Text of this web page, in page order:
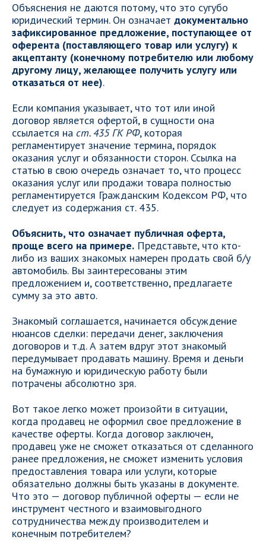
Объяснения не даются потому, что это сугубо
юридический термин. Он означает документально
зафиксированное предложение, поступающее от
оферента (поставляющего товар или услугу) к
акцептанту (конечному потребителю или любому
другому лицу, желающее получить услугу или
отказаться от нее).
Если компания указывает, что тот или иной
договор является офертой, в сущности она
ссылается на ст. 435 ГК РФ, которая
регламентирует значение термина, порядок
оказания услуг и обязанности сторон. Ссылка на
статью в свою очередь означает то, что процесс
оказания услуг или продажи товара полностью
регламентируется Гражданским Кодексом РФ, что
следует из содержания ст. 435.
Объяснить, что означает публичная оферта,
проще всего на примере. Представьте, что кто-
либо из ваших знакомых намерен продать свой б/у
автомобиль. Вы заинтересованы этим
предложением и, соответственно, предлагаете
сумму за это авто.
Знакомый соглашается, начинается обсуждение
нюансов сделки: передачи денег, заключения
договоров и т.д. А затем вдруг этот знакомый
передумывает продавать машину. Время и деньги
на бумажную и юридическую работу были
потрачены абсолютно зря.
Вот такое легко может произойти в ситуации,
когда продавец не оформил свое предложение в
качестве оферты. Когда договор заключен,
продавец уже не сможет отказаться от сделанного
ранее предложения, не сможет изменить условия
предоставления товара или услуги, которые
обязательно должны быть указаны в документе.
Что это — договор публичной оферты — если не
инструмент честного и взаимовыгодного
сотрудничества между производителем и
конечным потребителем?